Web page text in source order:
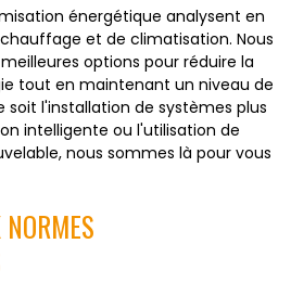
énergétique analysent en
et de climatisation. Nous
options pour réduire la
tout en maintenant un niveau de
l'installation de systèmes plus
intelligente ou l'utilisation de
nous sommes là pour vous